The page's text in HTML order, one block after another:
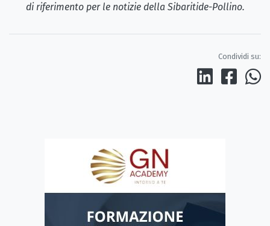
di riferimento per le notizie della Sibaritide-Pollino.
Condividi su: